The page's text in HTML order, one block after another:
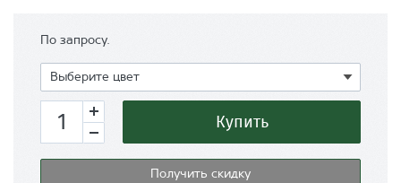
По запросу.
Показать
Выберите цвет
Купить
Получить скидку